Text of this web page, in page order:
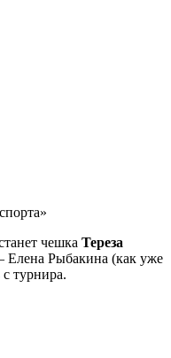
чешка Тереза
Елена Рыбакина (как уже
турнира.